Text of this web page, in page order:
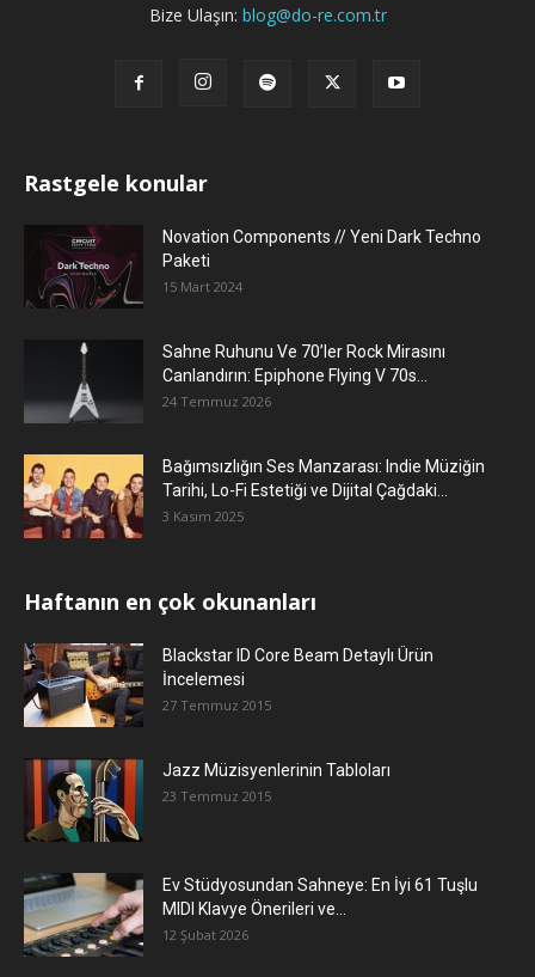
Bize Ulaşın: blog@do-re.com.tr
Rastgele konular
Novation Components // Yeni Dark Techno
Paketi
15 Mart 2024
Sahne Ruhunu Ve 70’ler Rock Mirasını
Canlandırın: Epiphone Flying V 70s...
24 Temmuz 2026
Bağımsızlığın Ses Manzarası: Indie Müziğin
Tarihi, Lo-Fi Estetiği ve Dijital Çağdaki...
3 Kasım 2025
Haftanın en çok okunanları
Blackstar ID Core Beam Detaylı Ürün
İncelemesi
27 Temmuz 2015
Jazz Müzisyenlerinin Tabloları
23 Temmuz 2015
Ev Stüdyosundan Sahneye: En İyi 61 Tuşlu
MIDI Klavye Önerileri ve...
12 Şubat 2026